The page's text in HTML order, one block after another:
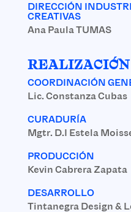
DIRECCIÓN
CREATIVAS
Ana Paula TUMAS
REALIZACIÓN
COORDINACIÓN
Lic. Constanza Cubas
CURADURÍA
Mgtr. D.I Estela
PRODUCCIÓN
Kevin Cabrera Zapata
DESARROLLO
Tintanegra Design &